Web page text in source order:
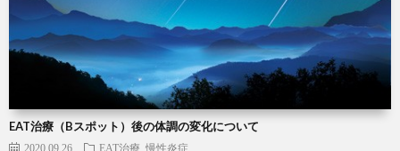
EAT治療（Bスポット）後の体調の変化について
2020.09.26 EAT治療 慢性炎症